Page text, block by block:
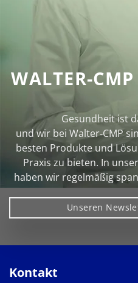
WALTER-
Gesundheit ist
und wir bei Walter‑CMP
besten Produkte und
Praxis zu bieten. In
haben wir regelmäßig
Unseren
Kontakt